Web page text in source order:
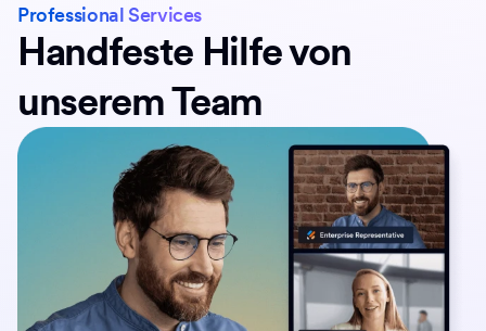
Professional Services
Handfeste Hilfe von
unserem Team